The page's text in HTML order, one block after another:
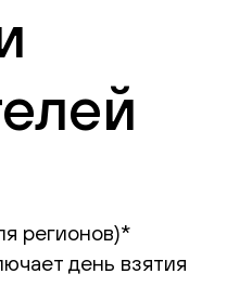
регионов)*
день взятия